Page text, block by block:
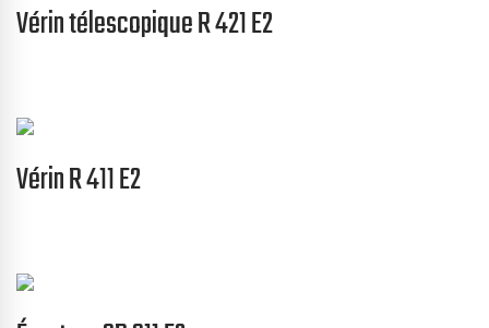
Vérin télescopique R 421 E2
Vérin R 411 E2